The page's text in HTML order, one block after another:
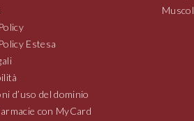
Estesa
d’uso del dominio
con MyCard